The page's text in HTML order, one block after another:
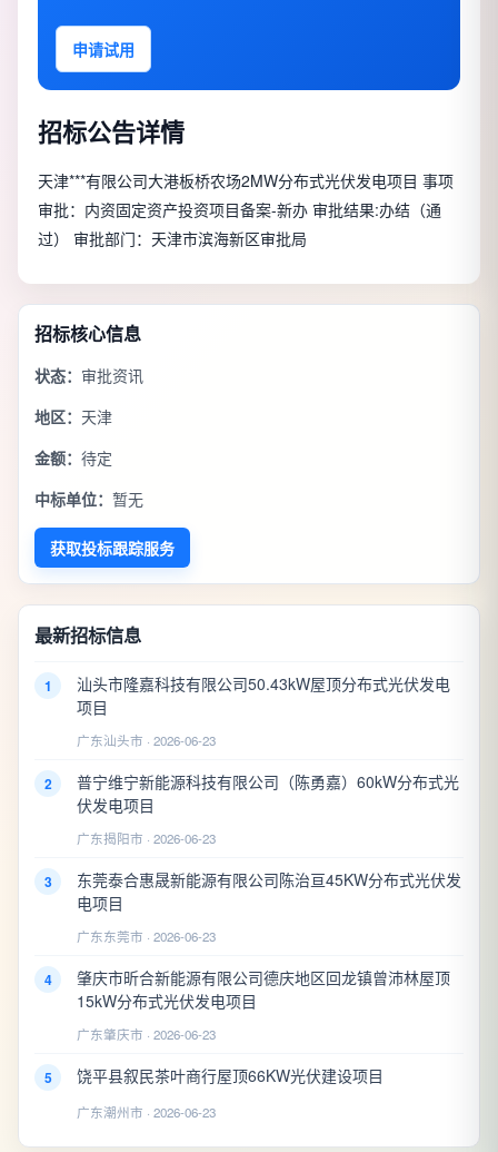
申请试用
招标公告详情
天津***有限公司大港板桥农场2MW分布式光伏发电项目 事项
审批：内资固定资产投资项目备案-新办 审批结果:办结（通
过） 审批部门：天津市滨海新区审批局
招标核心信息
状态： 审批资讯
地区： 天津
金额： 待定
中标单位： 暂无
获取投标跟踪服务
最新招标信息
1
汕头市隆嘉科技有限公司50.43kW屋顶分布式光伏发电
项目
广东汕头市 · 2026-06-23
2
普宁维宁新能源科技有限公司（陈勇嘉）60kW分布式光
伏发电项目
广东揭阳市 · 2026-06-23
3
东莞泰合惠晟新能源有限公司陈治亘45KW分布式光伏发
电项目
广东东莞市 · 2026-06-23
4
肇庆市昕合新能源有限公司德庆地区回龙镇曾沛林屋顶
15kW分布式光伏发电项目
广东肇庆市 · 2026-06-23
5 饶平县叙民茶叶商行屋顶66KW光伏建设项目
广东潮州市 · 2026-06-23